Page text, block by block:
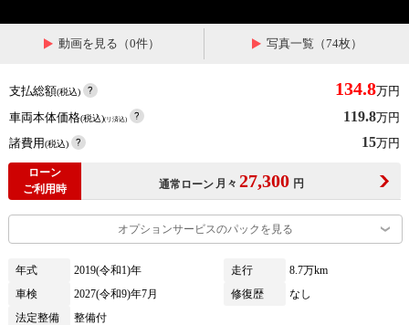
動画を見る（0件） 写真一覧（74枚）
支払総額(税込) 134.8万円
車両本体価格(税込)(リ済込) 119.8万円
諸費用(税込) 15万円
ローン
ご利用時
通常ローン 月々 27,300 円
オプションサービスのパックを見る
年式 2019(令和1)年 走行
8.7万km
車検
2027(令和9)年7月 修復歴
なし
法定整備
整備付